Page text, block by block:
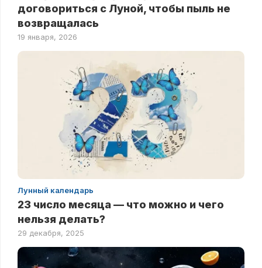
договориться с Луной, чтобы пыль не
возвращалась
19 января, 2026
Лунный календарь
23 число месяца — что можно и чего
нельзя делать?
29 декабря, 2025